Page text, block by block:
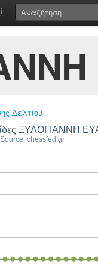
Δελτίου
ΞΥΛΟΓΙΑΝΝΗ
Source: chessfed.gr